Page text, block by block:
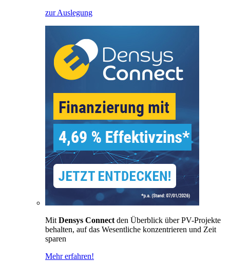
zur Auslegung
Mit Densys Connect den Überblick über PV-Projekte
behalten, auf das Wesentliche konzentrieren und Zeit
sparen
Mehr erfahren!